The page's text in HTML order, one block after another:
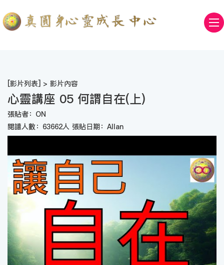
[影片列表] > 影片內容
心靈講座 05 何謂自在(上)
張貼者：ON
閱讀人數：63662人 張貼日期：Allan